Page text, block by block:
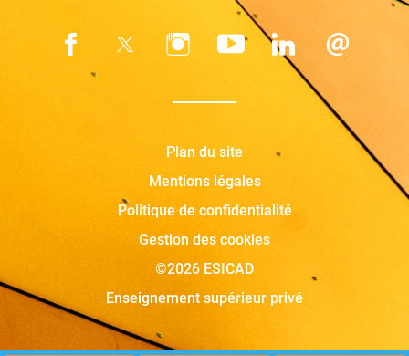
Plan du site
Mentions légales
Politique de confidentialité
Gestion des cookies
©2026 ESICAD
Enseignement supérieur privé